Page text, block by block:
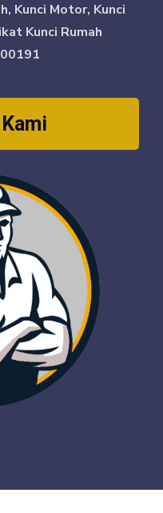
Kunci Motor, Kunci
Kunci Rumah